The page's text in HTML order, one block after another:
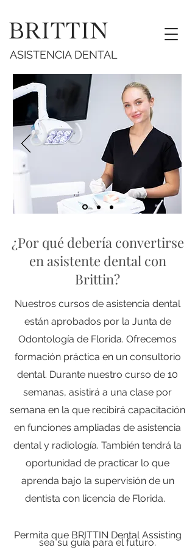
BRITTIN
ASISTENCIA DENTAL
¿Por qué debería convertirse
en asistente dental con
Brittin?
Nuestros cursos de asistencia dental
están aprobados por la Junta de
Odontología de Florida. Ofrecemos
formación práctica en un consultorio
dental. Durante nuestro curso de 10
semanas, asistirá a una clase por
semana en la que recibirá capacitación
en funciones ampliadas de asistencia
dental y radiología. También tendrá la
oportunidad de practicar lo que
aprenda bajo la supervisión de un
dentista con licencia de Florida.
Permita que BRITTIN Dental Assisting
sea su guía para el futuro.